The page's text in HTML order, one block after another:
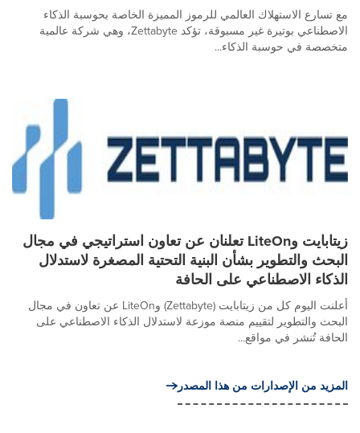
مع تسارع الاستهلاك العالمي للرموز المميزة الخاصة بحوسبة الذكاء
الاصطناعي بوتيرة غير مسبوقة، تؤكد Zettabyte، وهي شركة عالمية
متخصصة في حوسبة الذكاء...
زيتابايت وLiteOn تعلنان عن تعاون استراتيجي في مجال
البحث والتطوير بشأن البنية التحتية المصغرة لاستدلال
الذكاء الاصطناعي على الحافة
أعلنت اليوم كل من زيتابايت (Zettabyte) وLiteOn عن تعاون في مجال
البحث والتطوير لتقييم منصة موزعة لاستدلال الذكاء الاصطناعي على
الحافة تُنشر في مواقع...
المزيد من الإصدارات من هذا المصدر